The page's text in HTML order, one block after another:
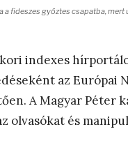
fideszes győztes csapatba, mert
indexes
az Európai
A Magyar Péter
olvasókat és